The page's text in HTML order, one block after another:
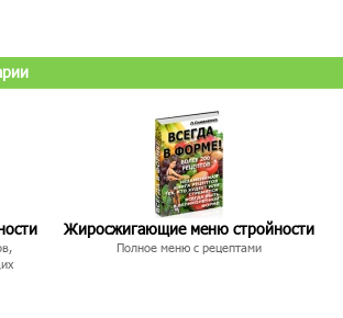
Жиросжигающие меню стройности
Полное меню с рецептами